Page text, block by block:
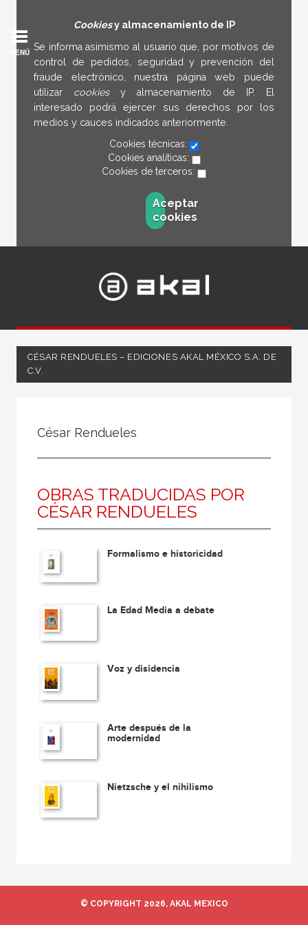
Cookiesy almacenamiento de IP
Se informa asimismo al usuario que, por motivos de
control de pedidos, seguridad y prevención del
fraude electrónico, nuestra página web puede
utilizar cookies y almacenamiento de IP. El
interesado podrá ejercer sus derechos por los
medios y cauces indicados anteriormente.
Cookies técnicas:
Cookies analíticas:
Cookies de terceros:
Aceptar
cookies
MENÚ
CÉSAR RENDUELES – EDICIONES AKAL MÉXICO S.A. DE
C.V.
Ilustrador
Ilustradora
César Rendueles
OBRAS TRADUCIDAS POR
CÉSAR RENDUELES
Formalismo e historicidad
La Edad Media a debate
Voz y disidencia
Arte después de la
modernidad
Nietzsche y el nihilismo
© COPYRIGHT 2026, AKAL MEXICO